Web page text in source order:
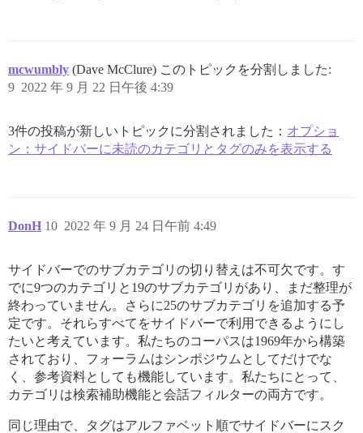
mcwumbly (Dave McClure) このトピックを分割しました:
2022 年 9 月 22 日午後 4:39
9
3件の投稿が新しいトピックに分割されました： オプショ
ン：サイドバーに未読のカテゴリとタグのみを表示する
DonH 2022 年 9 月 24 日午前 4:49
10
サイドバーでのサブカテゴリの切り替えは不可欠です。す
でに9つのカテゴリと19のサブカテゴリがあり、まだ整理が
終わっていません。さらに25のサブカテゴリを追加する予
定です。それらすべてをサイドバーで利用できるようにし
たいと考えています。私たちのコーパスは1969年から構築
されており、フォーラムはシンポジウムとしてだけでな
く、参考資料としても機能しています。私たちにとって、
カテゴリは検索補助機能と会話フィルターの両方です。
同じ理由で、タグはアルファベット順でサイドバーにスク